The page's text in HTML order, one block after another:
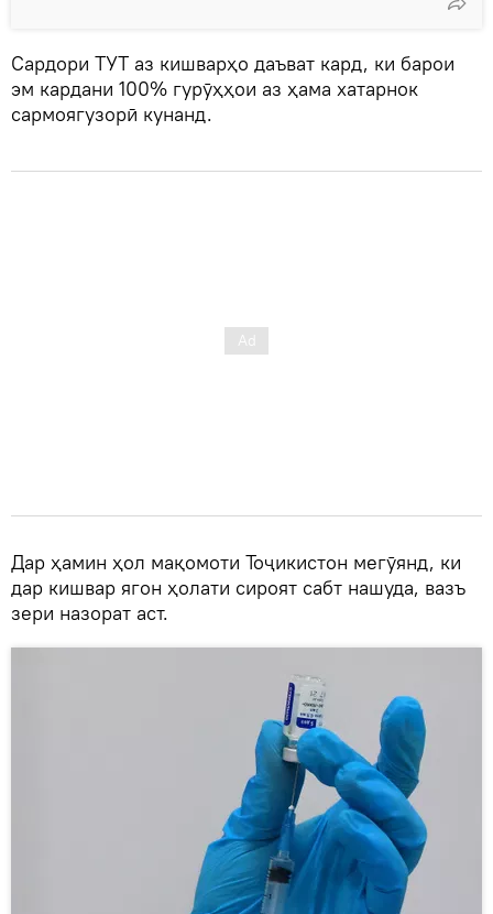
Сардори ТУТ аз кишварҳо даъват кард, ки барои
эм кардани 100% гурӯҳҳои аз ҳама хатарнок
сармоягузорӣ кунанд.
Дар ҳамин ҳол мақомоти Тоҷикистон мегӯянд, ки
дар кишвар ягон ҳолати сироят сабт нашуда, вазъ
зери назорат аст.